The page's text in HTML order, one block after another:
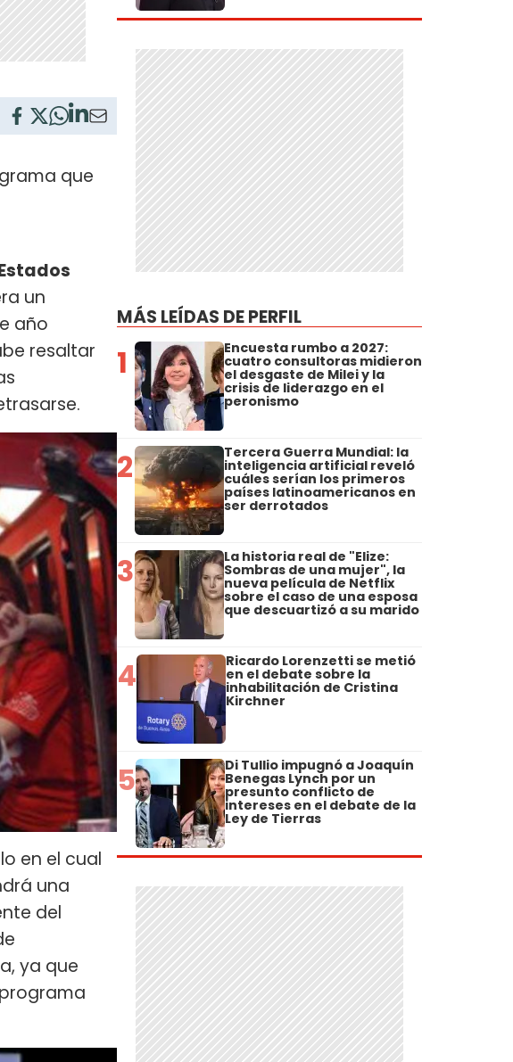
que
un
año
resaltar
en el cual
una
del
ya que
MÁS LEÍDAS DE PERFIL
1 Encuesta rumbo a 2027:
cuatro consultoras midieron
el desgaste de Milei y la
crisis de liderazgo en el
peronismo
2 Tercera Guerra Mundial: la
inteligencia artificial reveló
cuáles serían los primeros
países latinoamericanos en
ser derrotados
3 La historia real de "Elize:
Sombras de una mujer", la
nueva película de Netflix
sobre el caso de una esposa
que descuartizó a su marido
4 Ricardo Lorenzetti se metió
en el debate sobre la
inhabilitación de Cristina
Kirchner
5 Di Tullio impugnó a Joaquín
Benegas Lynch por un
presunto conflicto de
intereses en el debate de la
Ley de Tierras